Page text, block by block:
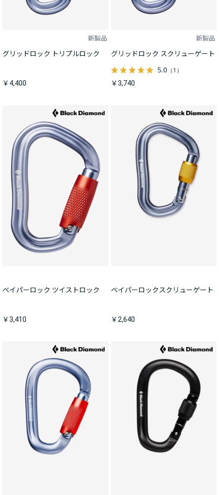
新製品
グリッドロック トリプルロック
￥4,400
新製品
グリッドロック スクリューゲート
5.0（1）
￥3,740
ベイパーロック ツイストロック
￥3,410
ベイパーロックスクリューゲート
￥2,640